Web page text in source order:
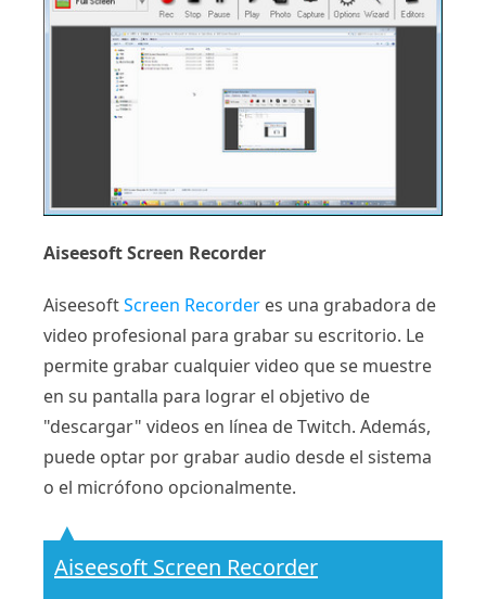
Aiseesoft Screen Recorder
AiseesoftScreen Recorder es una grabadora de
video profesional para grabar su escritorio. Le
permite grabar cualquier video que se muestre
en su pantalla para lograr el objetivo de
"descargar" videos en línea de Twitch. Además,
puede optar por grabar audio desde el sistema
o el micrófono opcionalmente.
Aiseesoft Screen Recorder